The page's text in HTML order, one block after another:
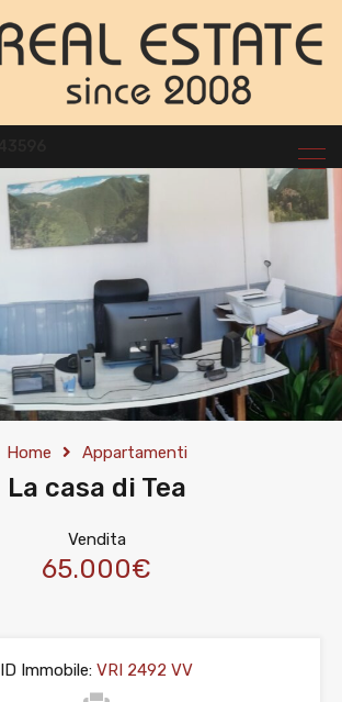
Home Appartamenti
La casa di Tea
Vendita
65.000€
ID Immobile: VRI 2492 VV